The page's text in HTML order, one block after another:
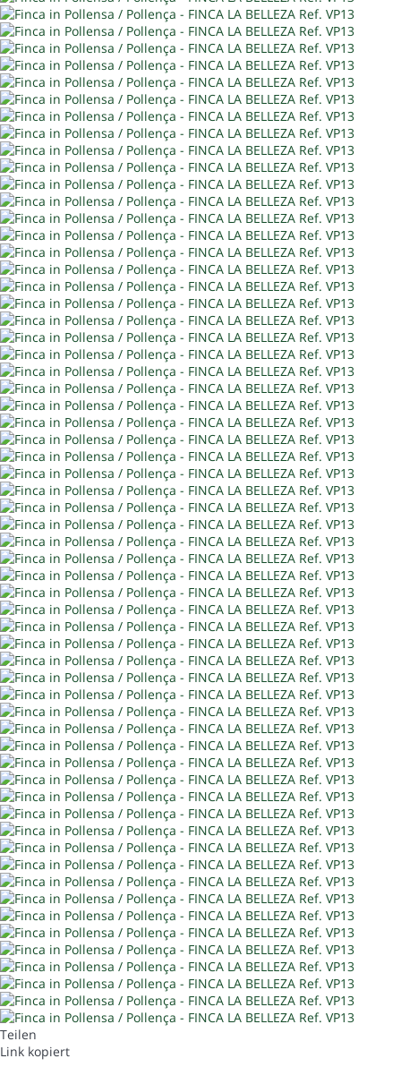
Teilen
Link kopiert